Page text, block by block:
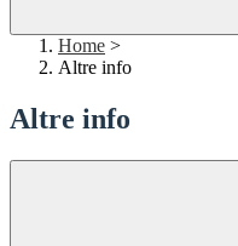
Home >
Altre info
Altre info